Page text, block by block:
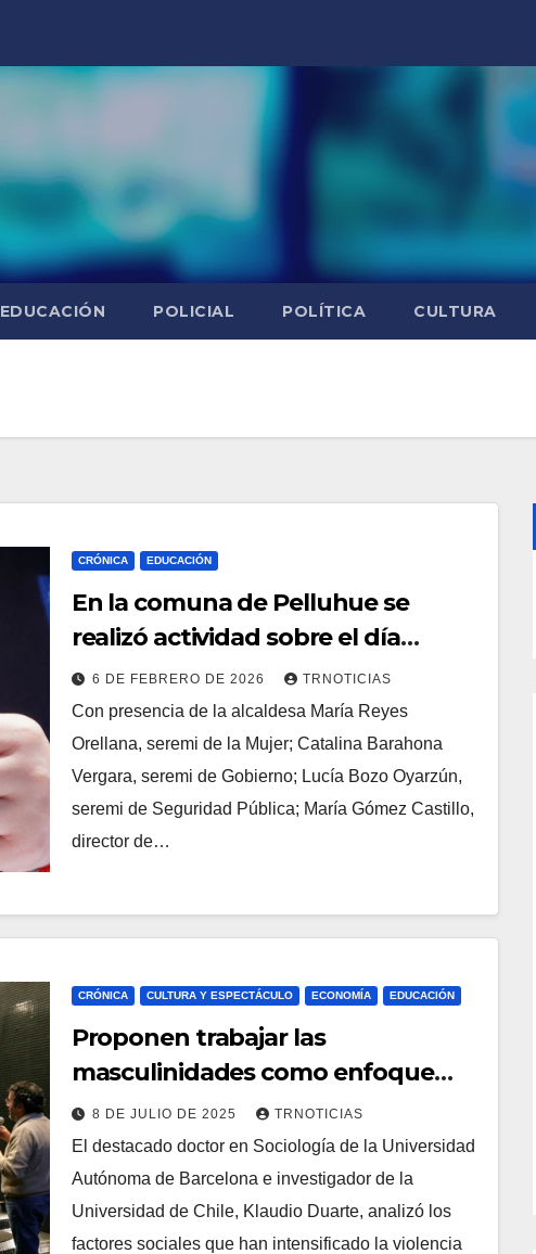
EDUCACIÓN POLICIAL POLÍTICA CULTURA
CRÓNICA EDUCACIÓN
En la comuna de Pelluhue se
realizó actividad sobre el día
nacional contra la violencia en el
pololeo
6 DE FEBRERO DE 2026 TRNOTICIAS
Con presencia de la alcaldesa María Reyes
Orellana, seremi de la Mujer; Catalina Barahona
Vergara, seremi de Gobierno; Lucía Bozo Oyarzún,
seremi de Seguridad Pública; María Gómez Castillo,
director de…
CRÓNICA CULTURA Y ESPECTÁCULO ECONOMÍA EDUCACIÓN
Proponen trabajar las
masculinidades como enfoque
para enfrentar la violencia social y
transformar trayectorias delictivas
8 DE JULIO DE 2025 TRNOTICIAS
El destacado doctor en Sociología de la Universidad
Autónoma de Barcelona e investigador de la
Universidad de Chile, Klaudio Duarte, analizó los
factores sociales que han intensificado la violencia